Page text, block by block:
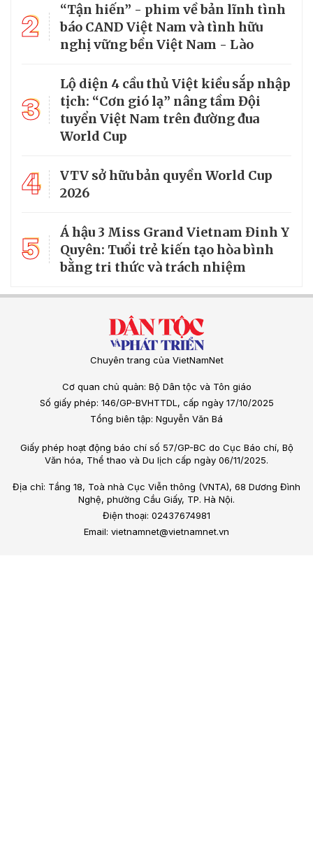
2
“Tận hiến” - phim về bản lĩnh tình
báo CAND Việt Nam và tình hữu
nghị vững bền Việt Nam - Lào
3
Lộ diện 4 cầu thủ Việt kiều sắp nhập
tịch: “Cơn gió lạ” nâng tầm Đội
tuyển Việt Nam trên đường đua
World Cup
4
VTV sở hữu bản quyền World Cup
2026
5
Á hậu 3 Miss Grand Vietnam Đinh Y
Quyên: Tuổi trẻ kiến tạo hòa bình
bằng tri thức và trách nhiệm
Chuyên trang của VietNamNet
Cơ quan chủ quản: Bộ Dân tộc và Tôn giáo
Số giấy phép: 146/GP-BVHTTDL, cấp ngày 17/10/2025
Tổng biên tập: Nguyễn Văn Bá
Giấy phép hoạt động báo chí số 57/GP-BC do Cục Báo chí, Bộ
Văn hóa, Thể thao và Du lịch cấp ngày 06/11/2025.
Địa chỉ: Tầng 18, Toà nhà Cục Viễn thông (VNTA), 68 Dương Đình
Nghệ, phường Cầu Giấy, TP. Hà Nội.
Điện thoại: 02437674981
Email: vietnamnet@vietnamnet.vn